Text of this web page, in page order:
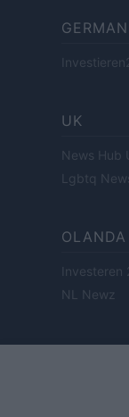
UK
News Hub
Lgbtq
OLANDA
Investeren
NL Newz